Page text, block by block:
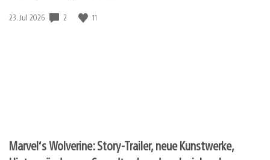
Veröffentlichungsdatum:
23. Jul 2026 2 11
Marvel‘s Wolverine: Story-Trailer, neue Kunstwerke,